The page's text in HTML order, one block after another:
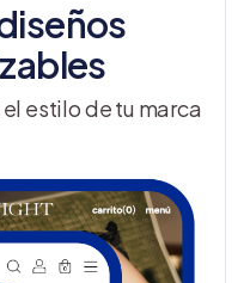
estilo de tu marca